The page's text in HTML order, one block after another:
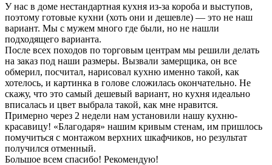
У нас в доме нестандартная кухня из-за короба и выступов,
поэтому готовые кухни (хоть они и дешевле) — это не наш
вариант. Мы с мужем много где были, но не нашли
подходящего варианта.
После всех походов по торговым центрам мы решили делать
на заказ под наши размеры. Вызвали замерщика, он все
обмерил, посчитал, нарисовал кухню именно такой, как
хотелось, и картинка в голове сложилась окончательно. Не
скажу, что это самый дешевый вариант, но кухня идеально
вписалась и цвет выбрала такой, как мне нравится.
Примерно через 2 недели нам установили нашу кухню-
красавицу! «Благодаря» нашим кривым стенам, им пришлось
помучиться с монтажом верхних шкафчиков, но результат
получился отменный.
Большое всем спасибо! Рекомендую!